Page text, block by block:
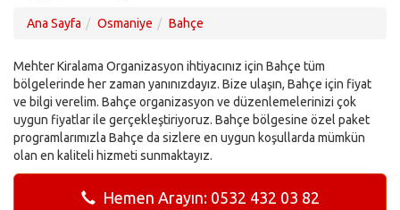
Ana Sayfa Osmaniye Bahçe
Mehter Kiralama Organizasyon ihtiyacınız için Bahçe tüm
bölgelerinde her zaman yanınızdayız. Bize ulaşın, Bahçe için fiyat
ve bilgi verelim. Bahçe organizasyon ve düzenlemelerinizi çok
uygun fiyatlar ile gerçekleştiriyoruz. Bahçe bölgesine özel paket
programlarımızla Bahçe da sizlere en uygun koşullarda mümkün
olan en kaliteli hizmeti sunmaktayız.
Hemen Arayın: 0532 432 03 82